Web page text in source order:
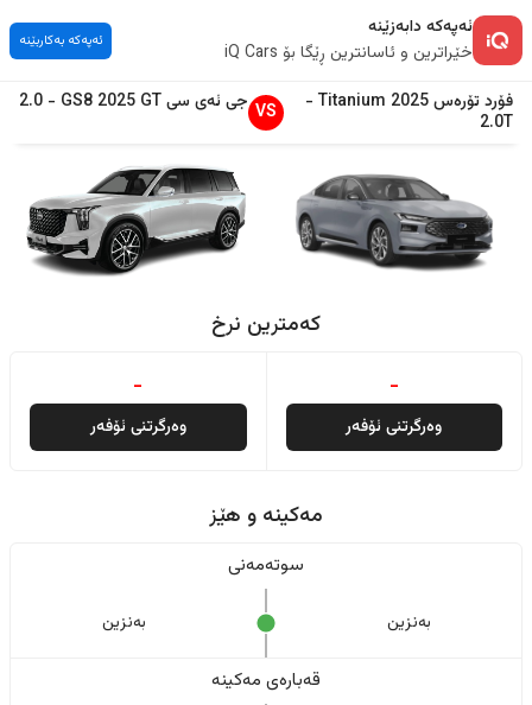
ئەپەکە دابەزێنە
خێراترین و ئاسانترین ڕێگا بۆ iQ Cars
ئەپەکە بەکاربێنە
فۆردتۆرەس2025
Titanium
-
2.0T
VS جی ئەی سی GS8 2025 GT
-
2.0
کەمترین نرخ
-
وەرگرتنی ئۆفەر
-
وەرگرتنی ئۆفەر
مەکینە و هێز
سوتەمەنی
بەنزین بەنزین
قەبارەی مەکینە